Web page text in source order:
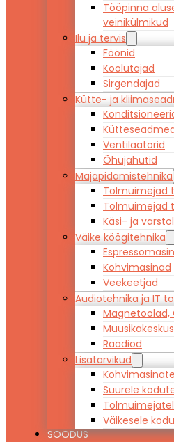
Tööpinna
veinikülmikud
Ilu ja tervis
Föönid
Koolutajad
Sirgendajad
Kütte- ja
Ventilaatorid
Õhujahutid
Majapidamistehnika
Tolmuimejad
Tolmuimejad
Käsi- ja
Väike köögitehnika
Kohvimasinad
Veekeetjad
Audiotehnika ja IT
Magnetoolad,
Raadiod
Lisatarvikud
Suurele
Väikesele
SOODUS